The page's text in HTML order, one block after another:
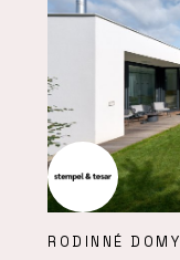
RODINNÉ DOMY